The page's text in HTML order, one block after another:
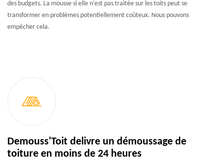
des budgets. La mousse si elle n'est pas traitée sur les toits peut se
transformer en problèmes potentiellement coûteux. Nous pouvons
empêcher cela.
Demouss'Toit delivre un démoussage de
toiture en moins de 24 heures